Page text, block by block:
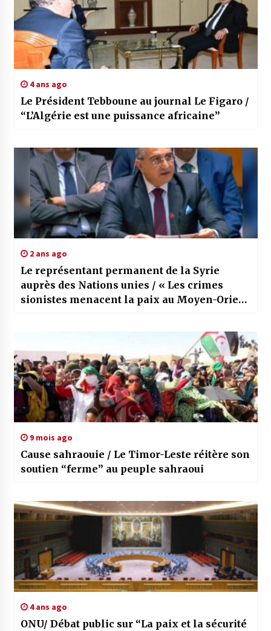
4 ans ago
Le Président Tebboune au journal Le Figaro /
“L’Algérie est une puissance africaine”
2 ans ago
Le représentant permanent de la Syrie
auprès des Nations unies / « Les crimes
sionistes menacent la paix au Moyen-Orient
9 mois ago
Cause sahraouie / Le Timor-Leste réitère son
soutien “ferme” au peuple sahraoui
4 ans ago
ONU/ Débat public sur “La paix et la sécurité